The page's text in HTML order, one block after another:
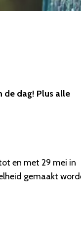
de dag! Plus alle
en met 29 mei in
gemaakt